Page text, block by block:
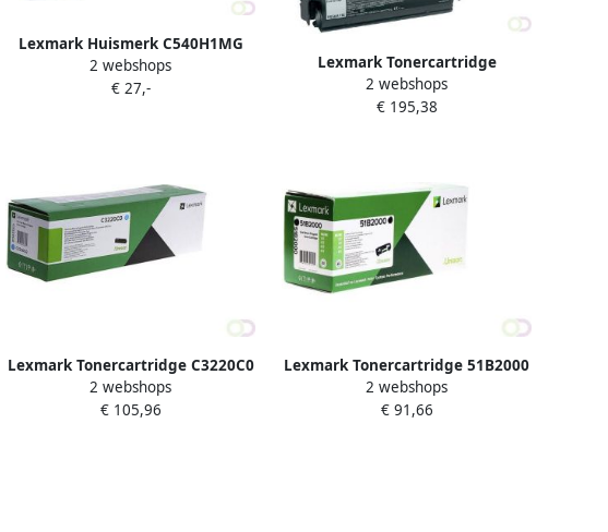
Lexmark Huismerk C540H1MG
Toner Magenta Hoge Capaciteit
2 webshops
€ 27,-
Lexmark Tonercartridge
T650A11E prebate zwart
2 webshops
€ 195,38
Lexmark Tonercartridge C3220C0
blauw
2 webshops
€ 105,96
Lexmark Tonercartridge 51B2000
zwart
2 webshops
€ 91,66